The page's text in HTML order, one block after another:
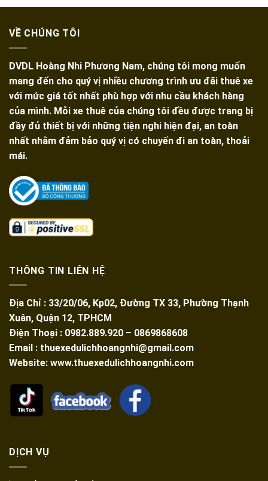
VỀ CHÚNG TÔI
DVDL Hoàng Nhi Phương Nam, chúng tôi mong muốn
mang đến cho quý vị nhiều chương trình ưu đãi thuê xe
với mức giá tốt nhất phù hợp với nhu cầu khách hàng
của mình. Mỗi xe thuê của chúng tôi đều được trang bị
đầy đủ thiết bị với những tiện nghi hiện đại, an toàn
nhất nhằm đảm bảo quý vị có chuyến đi an toàn, thoải
mái.
THÔNG TIN LIÊN HỆ
Địa Chỉ : 33/20/06, Kp02, Đường TX 33, Phường Thạnh
Xuân, Quận 12, TPHCM
Điện Thoại : 0982.889.920 – 0869868608
Email : thuexedulichhoangnhi@gmail.com
Website: www.thuexedulichhoangnhi.com
DỊCH VỤ